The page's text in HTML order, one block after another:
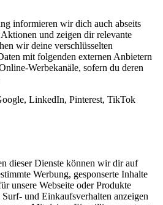
informieren wir dich auch abseits
und zeigen dir relevante
wir deine verschlüsselten
mit folgenden externen Anbietern
Werbekanäle, sofern du deren
LinkedIn, Pinterest, TikTok
dieser Dienste können wir dir auf
Werbung, gesponserte Inhalte
unsere Webseite oder Produkte
und Einkaufsverhalten anzeigen